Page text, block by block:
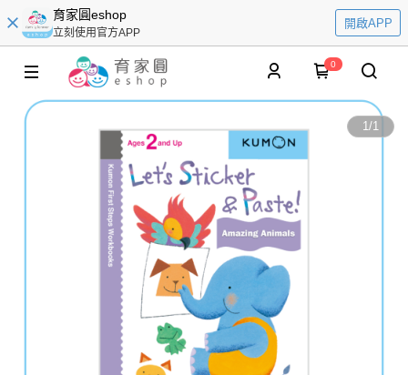
育家圓eshop
立刻使用官方APP
開啟APP
0
1/1